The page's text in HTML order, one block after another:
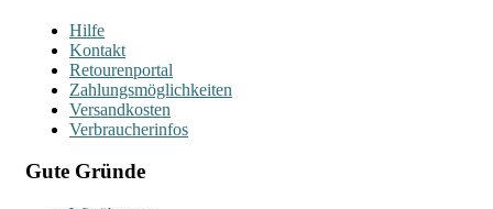
Hilfe
Kontakt
Retourenportal
Zahlungsmöglichkeiten
Versandkosten
Verbraucherinfos
Gute Gründe